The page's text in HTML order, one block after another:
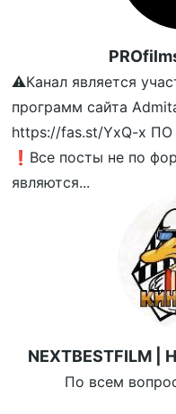
⚠️Канал является
программ сайта
https://fas.st/YxQ-x ПО
❗️Все посты не по
являются...
NEXTBESTFILM
По всем